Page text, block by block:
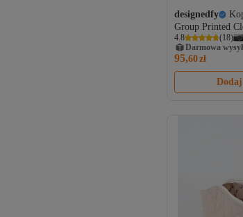
designedfy
Group Printed
uchwyt na
4.8 (18)
Darmowa
95,60zł